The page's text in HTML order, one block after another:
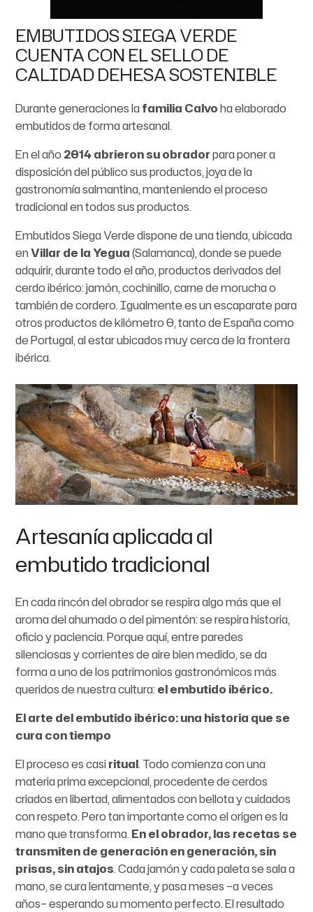
EMBUTIDOS SIEGA VERDE
CUENTA CON EL SELLO DE
CALIDAD DEHESA SOSTENIBLE
Durante generaciones lafamilia Calvoha elaborado
embutidos de forma artesanal.
En el año2014 abrieron su obradorpara poner a
disposición del público sus productos, joya de la
gastronomía salmantina, manteniendo el proceso
tradicional en todos sus productos.
Embutidos Siega Verde dispone de una tienda, ubicada
enVillar de la Yegua(Salamanca), donde se puede
adquirir, durante todo el año, productos derivados del
cerdo ibérico: jamón, cochinillo, carne de morucha o
también de cordero. Igualmente es un escaparate para
otros productos de kilómetro 0, tanto de España como
de Portugal, al estar ubicados muy cerca de la frontera
ibérica.
Artesanía aplicada al
embutido tradicional
En cada rincón del obrador se respira algo más que el
aroma del ahumado o del pimentón: se respira historia,
oficio y paciencia. Porque aquí, entre paredes
silenciosas y corrientes de aire bien medido, se da
forma a uno de los patrimonios gastronómicos más
queridos de nuestra cultura:el embutido ibérico.
El arte del embutido ibérico: una historia que se
cura con tiempo
El proceso es casiritual. Todo comienza con una
materia prima excepcional, procedente de cerdos
criados en libertad, alimentados con bellota y cuidados
con respeto. Pero tan importante como el origen es la
mano que transforma.En el obrador, las recetas se
transmiten de generación en generación, sin
prisas, sin atajos. Cada jamón y cada paleta se sala a
mano, se cura lentamente, y pasa meses –a veces
años– esperando su momento perfecto. El resultado